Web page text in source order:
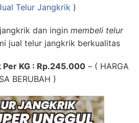
Telur Jangkrik )
dan ingin membeli telur
jual telur jangkrik berkualitas
KG : Rp.245.000 – ( HARGA
BERUBAH )